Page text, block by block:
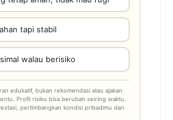
tapi stabil
walau berisiko
edukatif, bukan rekomendasi atau ajakan
Profil risiko bisa berubah seiring waktu.
pertimbangkan kondisi pribadimu dan